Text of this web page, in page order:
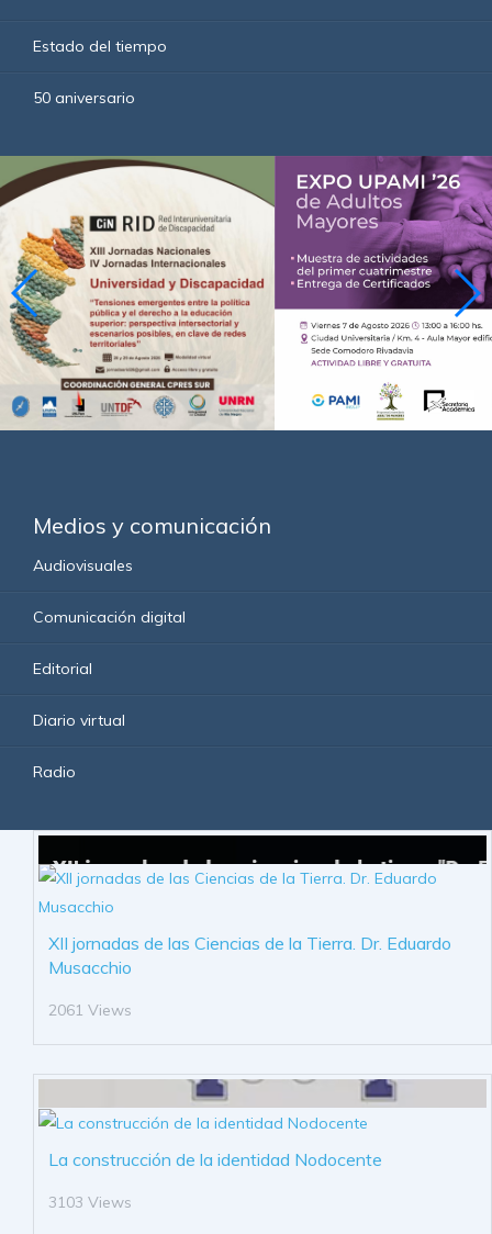
Estado del tiempo
50 aniversario
Medios y comunicación
Audiovisuales
Comunicación digital
Editorial
Diario virtual
Radio
XII jornadas de las Ciencias de la Tierra. Dr. Eduardo
Musacchio
2061 Views
La construcción de la identidad Nodocente
3103 Views